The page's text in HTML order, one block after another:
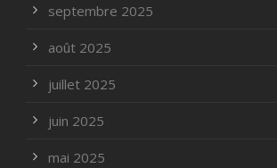
septembre 2025
août 2025
juillet 2025
juin 2025
mai 2025